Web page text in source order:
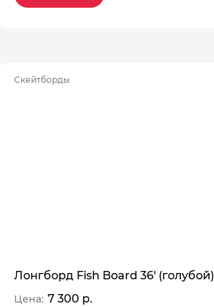
Скейтборды
Лонгборд Fish Board 36' (голубой)
Цена: 7 300 р.